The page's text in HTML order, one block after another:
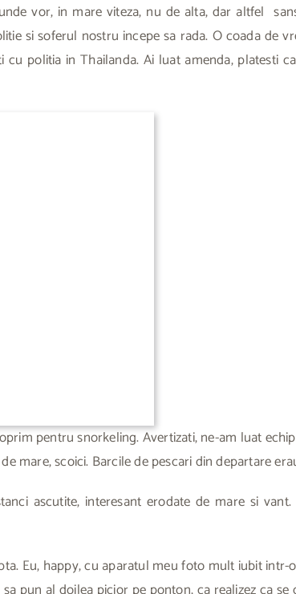
vor, in mare viteza, nu de alta, dar altfel
si soferul nostru incepe sa rada. O coada de
politia in Thailanda. Ai luat amenda, platesti
pentru snorkeling. Avertizati, ne-am luat
mare, scoici. Barcile de pescari din departare
ascutite, interesant erodate de mare si
Eu, happy, cu aparatul meu foto mult iubit intr-